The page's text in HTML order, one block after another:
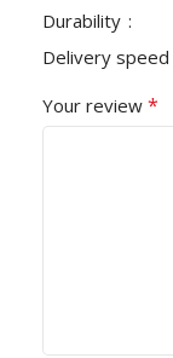
Durability
Delivery speed
Your review *